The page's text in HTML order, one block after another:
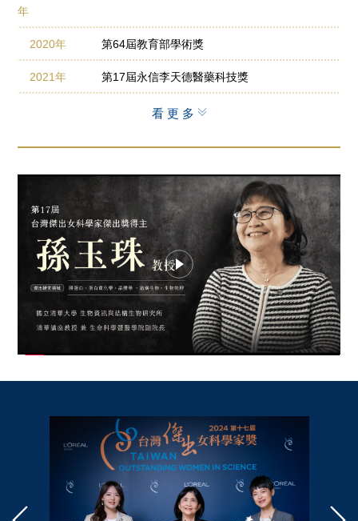
年
2020年 第64屆教育部學術獎
2021年
第17屆永信李天德醫藥科技獎
看更多